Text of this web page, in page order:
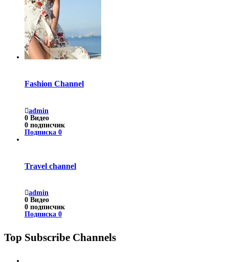
Fashion Channel
admin
0 Видео
0 подписчик
Подписка 0
Travel channel
admin
0 Видео
0 подписчик
Подписка 0
Top Subscribe Channels